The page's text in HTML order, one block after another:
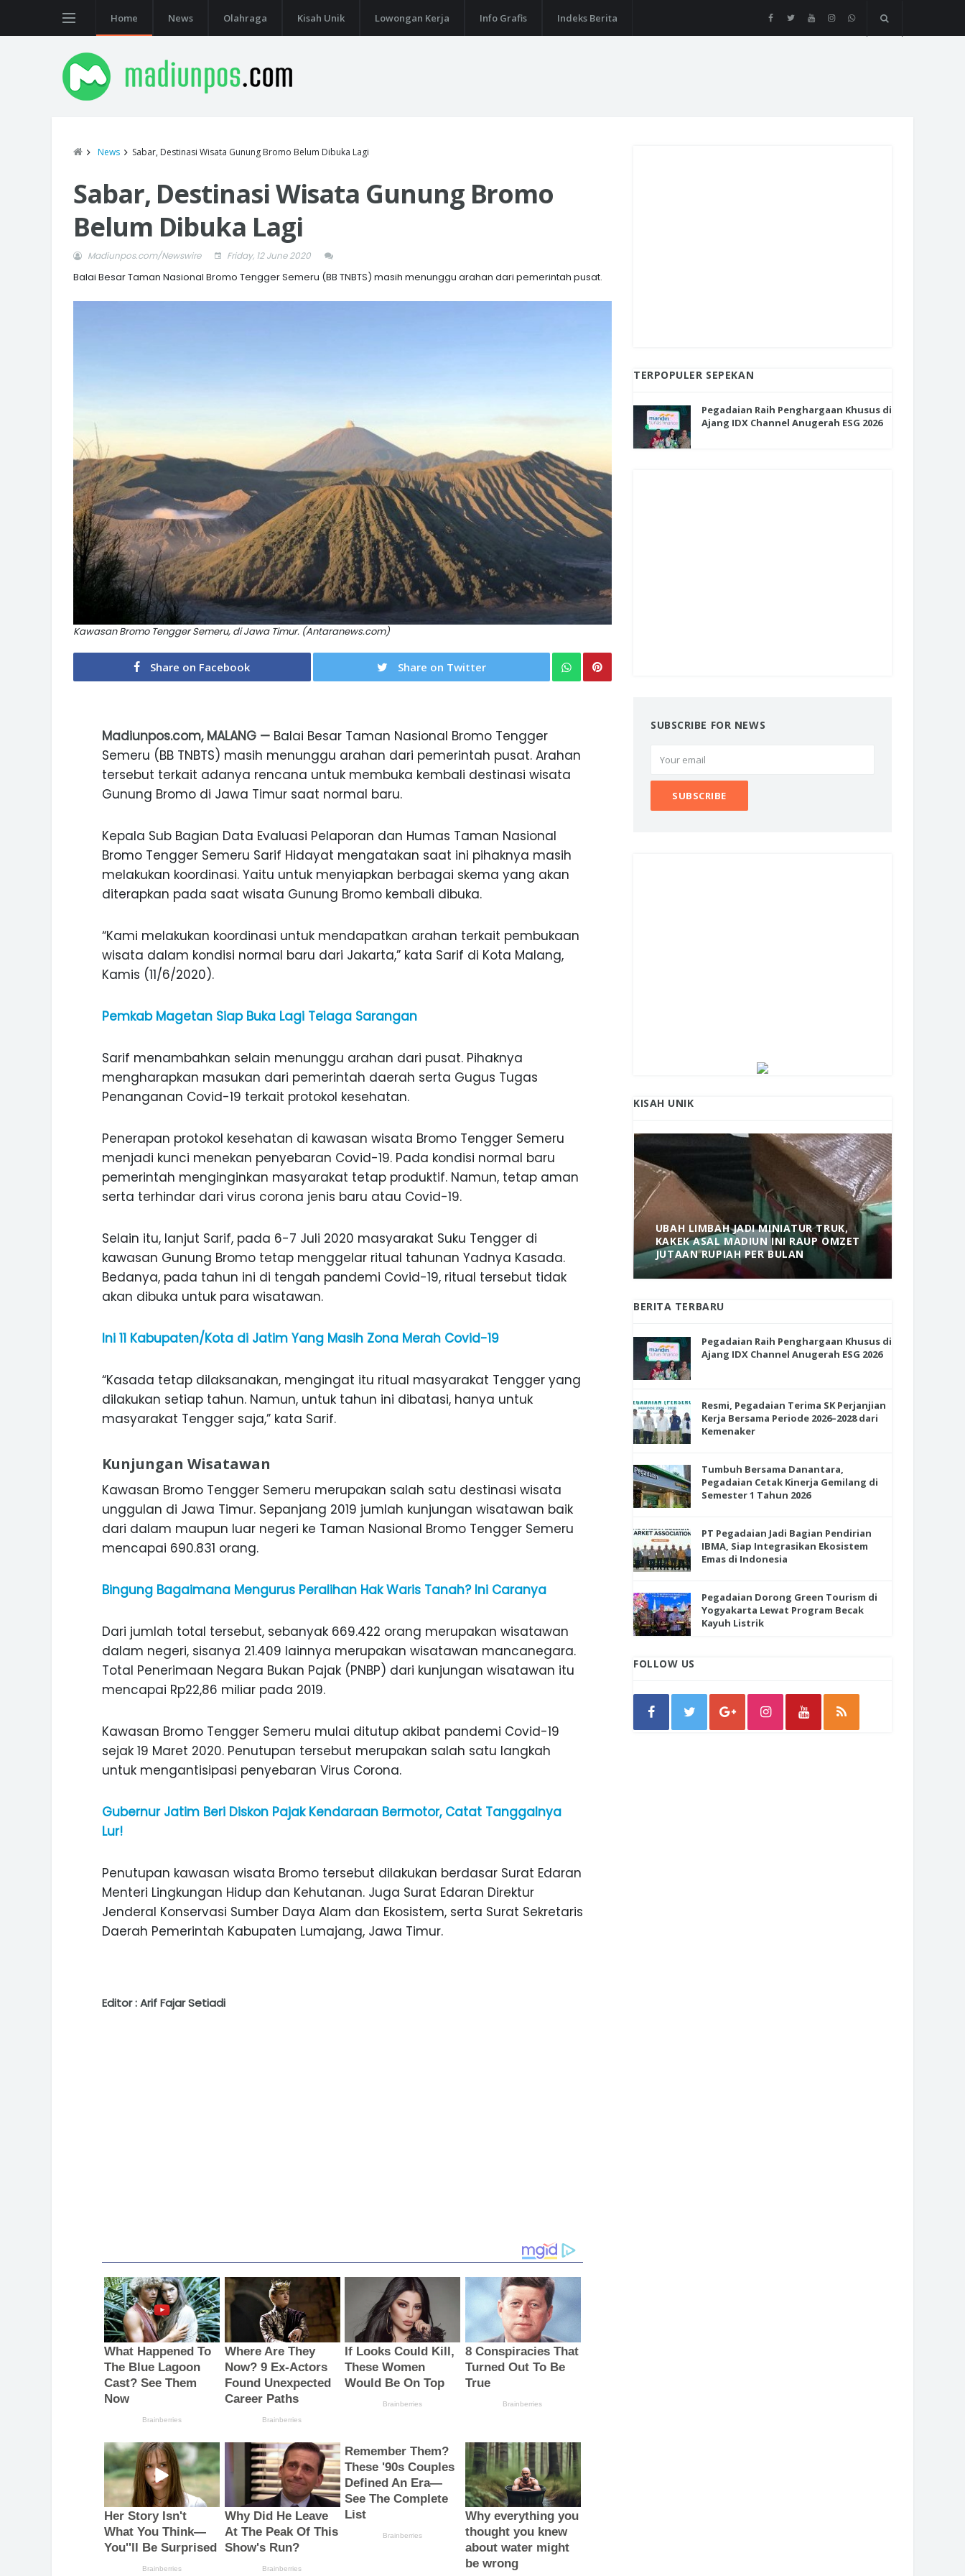
Home News Olahraga Kisah Unik Lowongan Kerja Info Grafis Indeks Berita
News Sabar, Destinasi Wisata Gunung Bromo Belum Dibuka Lagi
Sabar, Destinasi Wisata Gunung Bromo
Belum Dibuka Lagi
Madiunpos.com/Newswire Friday, 12 June 2020
Balai Besar Taman Nasional Bromo Tengger Semeru (BB TNBTS) masih menunggu arahan dari pemerintah pusat.
Kawasan Bromo Tengger Semeru, di Jawa Timur. (Antaranews.com)
Share on Facebook Share on Twitter
Madiunpos.com, MALANG — Balai Besar Taman Nasional Bromo Tengger
Semeru (BB TNBTS) masih menunggu arahan dari pemerintah pusat. Arahan
tersebut terkait adanya rencana untuk membuka kembali destinasi wisata
Gunung Bromo di Jawa Timur saat normal baru.
Kepala Sub Bagian Data Evaluasi Pelaporan dan Humas Taman Nasional
Bromo Tengger Semeru Sarif Hidayat mengatakan saat ini pihaknya masih
melakukan koordinasi. Yaitu untuk menyiapkan berbagai skema yang akan
diterapkan pada saat wisata Gunung Bromo kembali dibuka.
“Kami melakukan koordinasi untuk mendapatkan arahan terkait pembukaan
wisata dalam kondisi normal baru dari Jakarta,” kata Sarif di Kota Malang,
Kamis (11/6/2020).
Pemkab Magetan Siap Buka Lagi Telaga Sarangan
Sarif menambahkan selain menunggu arahan dari pusat. Pihaknya
mengharapkan masukan dari pemerintah daerah serta Gugus Tugas
Penanganan Covid-19 terkait protokol kesehatan.
Penerapan protokol kesehatan di kawasan wisata Bromo Tengger Semeru
menjadi kunci menekan penyebaran Covid-19. Pada kondisi normal baru
pemerintah menginginkan masyarakat tetap produktif. Namun, tetap aman
serta terhindar dari virus corona jenis baru atau Covid-19.
Selain itu, lanjut Sarif, pada 6-7 Juli 2020 masyarakat Suku Tengger di
kawasan Gunung Bromo tetap menggelar ritual tahunan Yadnya Kasada.
Bedanya, pada tahun ini di tengah pandemi Covid-19, ritual tersebut tidak
akan dibuka untuk para wisatawan.
Ini 11 Kabupaten/Kota di Jatim Yang Masih Zona Merah Covid-19
“Kasada tetap dilaksanakan, mengingat itu ritual masyarakat Tengger yang
dilakukan setiap tahun. Namun, untuk tahun ini dibatasi, hanya untuk
masyarakat Tengger saja,” kata Sarif.
Kunjungan Wisatawan
Kawasan Bromo Tengger Semeru merupakan salah satu destinasi wisata
unggulan di Jawa Timur. Sepanjang 2019 jumlah kunjungan wisatawan baik
dari dalam maupun luar negeri ke Taman Nasional Bromo Tengger Semeru
mencapai 690.831 orang.
Bingung Bagaimana Mengurus Peralihan Hak Waris Tanah? Ini Caranya
Dari jumlah total tersebut, sebanyak 669.422 orang merupakan wisatawan
dalam negeri, sisanya 21.409 lainnya merupakan wisatawan mancanegara.
Total Penerimaan Negara Bukan Pajak (PNBP) dari kunjungan wisatawan itu
mencapai Rp22,86 miliar pada 2019.
Kawasan Bromo Tengger Semeru mulai ditutup akibat pandemi Covid-19
sejak 19 Maret 2020. Penutupan tersebut merupakan salah satu langkah
untuk mengantisipasi penyebaran Virus Corona.
Gubernur Jatim Beri Diskon Pajak Kendaraan Bermotor, Catat Tanggalnya
Lur!
Penutupan kawasan wisata Bromo tersebut dilakukan berdasar Surat Edaran
Menteri Lingkungan Hidup dan Kehutanan. Juga Surat Edaran Direktur
Jenderal Konservasi Sumber Daya Alam dan Ekosistem, serta Surat Sekretaris
Daerah Pemerintah Kabupaten Lumajang, Jawa Timur.
Editor : Arif Fajar Setiadi
TERPOPULER SEPEKAN
Pegadaian Raih Penghargaan Khusus di
Ajang IDX Channel Anugerah ESG 2026
SUBSCRIBE FOR NEWS
KISAH UNIK
MANIS, LEGIT, DAN PAHIT, NIKMATNYA
DURIAN SEGULUNG MADIUN
NGANJUK SEKOLAH DI SMPN SARADAN
SEJAK 1996
UBAH LIMBAH JADI MINIATUR TRUK,
KAKEK ASAL MADIUN INI RAUP OMZET
JUTAAN RUPIAH PER BULAN
BERITA TERBARU
Pegadaian Raih Penghargaan Khusus di
Ajang IDX Channel Anugerah ESG 2026
Resmi, Pegadaian Terima SK Perjanjian
Kerja Bersama Periode 2026–2028 dari
Kemenaker
Tumbuh Bersama Danantara,
Pegadaian Cetak Kinerja Gemilang di
Semester 1 Tahun 2026
PT Pegadaian Jadi Bagian Pendirian
IBMA, Siap Integrasikan Ekosistem
Emas di Indonesia
Pegadaian Dorong Green Tourism di
Yogyakarta Lewat Program Becak
Kayuh Listrik
FOLLOW US